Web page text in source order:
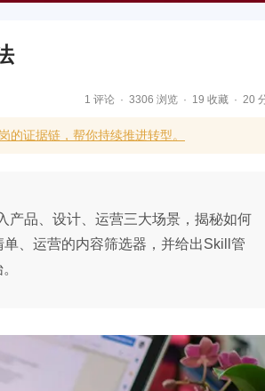
1 评论 3306 浏览 19 收藏 20
证据链，帮你持续推进转型。
产品、设计、运营三大场景，揭秘如何
、运营的内容筛选器，并给出Skill管